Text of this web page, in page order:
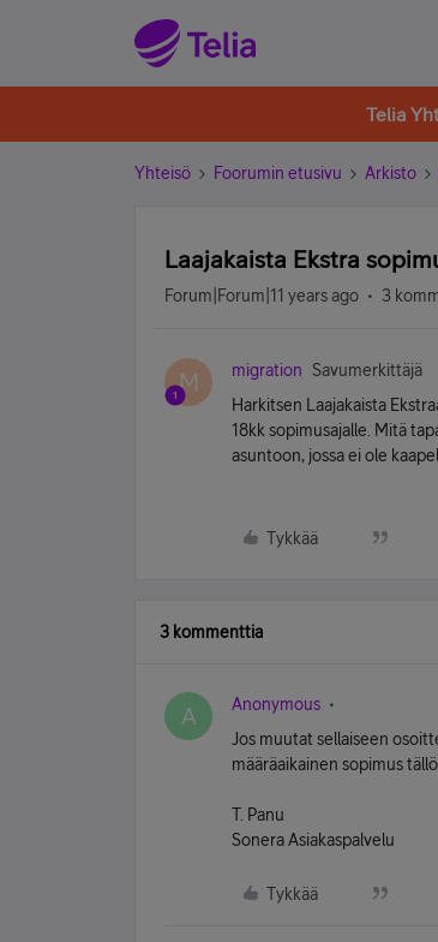
Telia
Yhteisö Foorumin etusivu Arkisto
Laajakaista Ekstra
Forum|Forum|11 years ago 3
M migration
Savumerkittäjä
Harkitsen Laajakaista
18kk sopimusajalle. Mitä
asuntoon, jossa ei ole
Tykkää
3 kommenttia
A Anonymous
Jos muutat sellaiseen
määräaikainen sopimus
T. Panu
Sonera Asiakaspalvelu
Tykkää